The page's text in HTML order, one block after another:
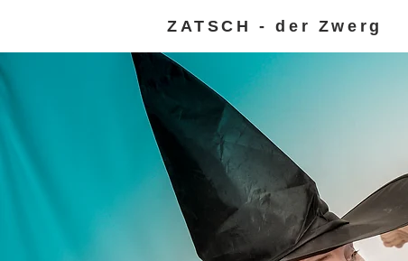
ZATSCH - der Zwerg